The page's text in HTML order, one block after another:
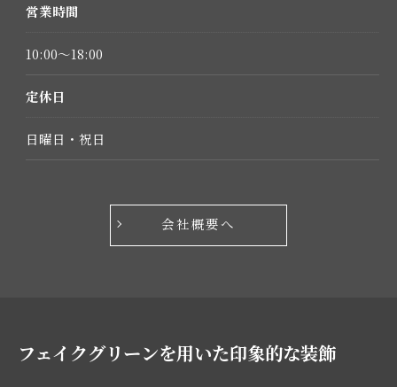
営業時間
10:00～18:00
定休日
日曜日・祝日
会社概要へ
フェイクグリーンを用いた印象的な装飾